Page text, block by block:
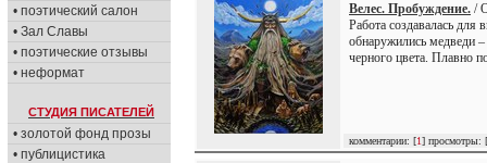
• поэтический салон
• Зал Славы
• поэтические отзывы
• неформат
СТУДИЯ ПИСАТЕЛЕЙ
• золотой фонд прозы
• публицистика
Велес. Пробуждение. /
Работа создавалась
обнаружились медведи
черного цвета. Плавно
комментарии: [1] просмотры: [